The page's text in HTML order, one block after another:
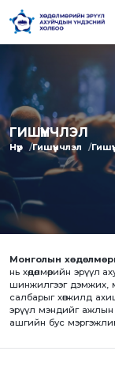
ГИШҮҮНЧЛЭЛ
Нүүр Гишүүнчлэл
Монголын
нь хөдөлмөрийн эрүүл
шинжилгээг дэмжих,
салбарыг хөгжилд
эрүүл мэндийг ажлын
ашгийн бус